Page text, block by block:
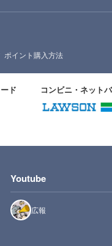
ポイント購入方法
ド コンビニ・ネット
Youtube
広報